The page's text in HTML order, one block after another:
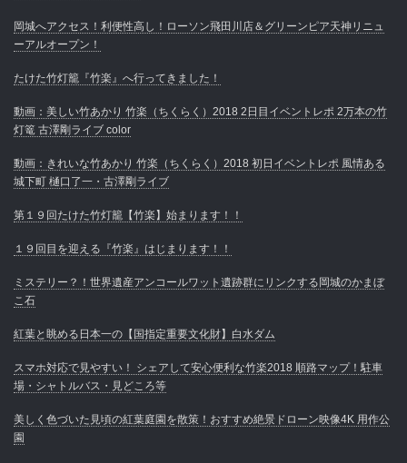
岡城へアクセス！利便性高し！ローソン飛田川店＆グリーンピア天神リニュ
ーアルオープン！
たけた竹灯籠『竹楽』へ行ってきました！
動画：美しい竹あかり 竹楽（ちくらく）2018 2日目イベントレポ 2万本の竹
灯篭 古澤剛ライブ color
動画：きれいな竹あかり 竹楽（ちくらく）2018 初日イベントレポ 風情ある
城下町 樋口了一・古澤剛ライブ
第１９回たけた竹灯籠【竹楽】始まります！！
１９回目を迎える『竹楽』はじまります！！
ミステリー？！世界遺産アンコールワット遺跡群にリンクする岡城のかまぼ
こ石
紅葉と眺める日本一の【国指定重要文化財】白水ダム
スマホ対応で見やすい！ シェアして安心便利な竹楽2018 順路マップ！駐車
場・シャトルバス・見どころ等
美しく色づいた見頃の紅葉庭園を散策！おすすめ絶景ドローン映像4K 用作公
園